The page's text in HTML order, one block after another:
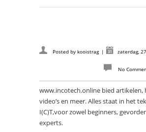
Posted by kooistrag |
zaterdag,
No
www.incotech.online bied artikelen,
video’s en meer. Alles staat in het
I(C)T,voor zowel beginners,
experts.